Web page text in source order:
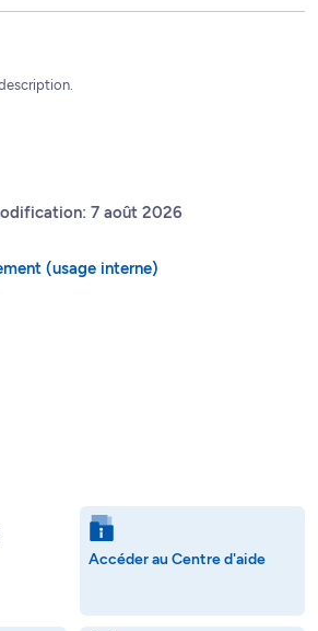
7 août 2026
(usage interne)
Accéder au Centre d'aide